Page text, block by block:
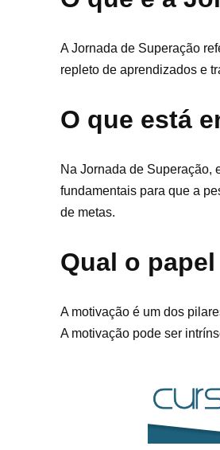
A Jornada de Superação
repleto de aprendizados e
O que está
Na Jornada de Superação,
fundamentais para que a
de metas.
Qual o
A motivação é um dos
A motivação pode ser